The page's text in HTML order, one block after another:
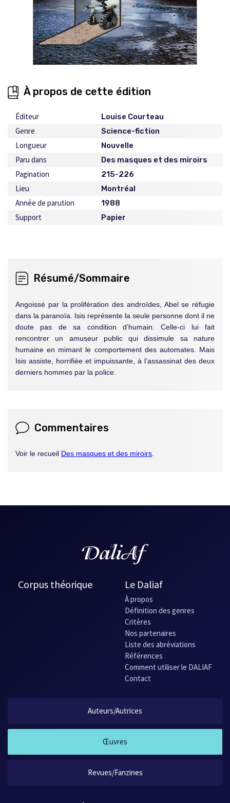
À propos de cette édition
Éditeur Louise Courteau
Genre Science-fiction
Longueur Nouvelle
Paru dans Des masques et des miroirs
Pagination 215-226
Lieu Montréal
Année de parution 1988
Support Papier
Résumé/Sommaire
Angoissé par la prolifération des androïdes, Abel se réfugie
dans la paranoïa. Isis représente la seule personne dont il ne
doute pas de sa condition d’humain. Celle-ci lui fait
rencontrer un amuseur public qui dissimule sa nature
humaine en mimant le comportement des automates. Mais
Isis assiste, horrifiée et impuissante, à l’assassinat des deux
derniers hommes par la police.
Commentaires
Voir le recueil Des masques et des miroirs
Corpus théorique Le Daliaf
À propos
Définition des genres
Critères
Nos partenaires
Liste des abréviations
Références
Comment utiliser le DALIAF
Contact
Auteurs/Autrices
Œuvres
Revues/Fanzines